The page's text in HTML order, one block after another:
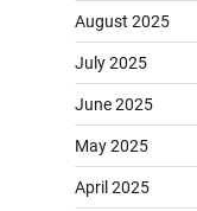
August 2025
July 2025
June 2025
May 2025
April 2025